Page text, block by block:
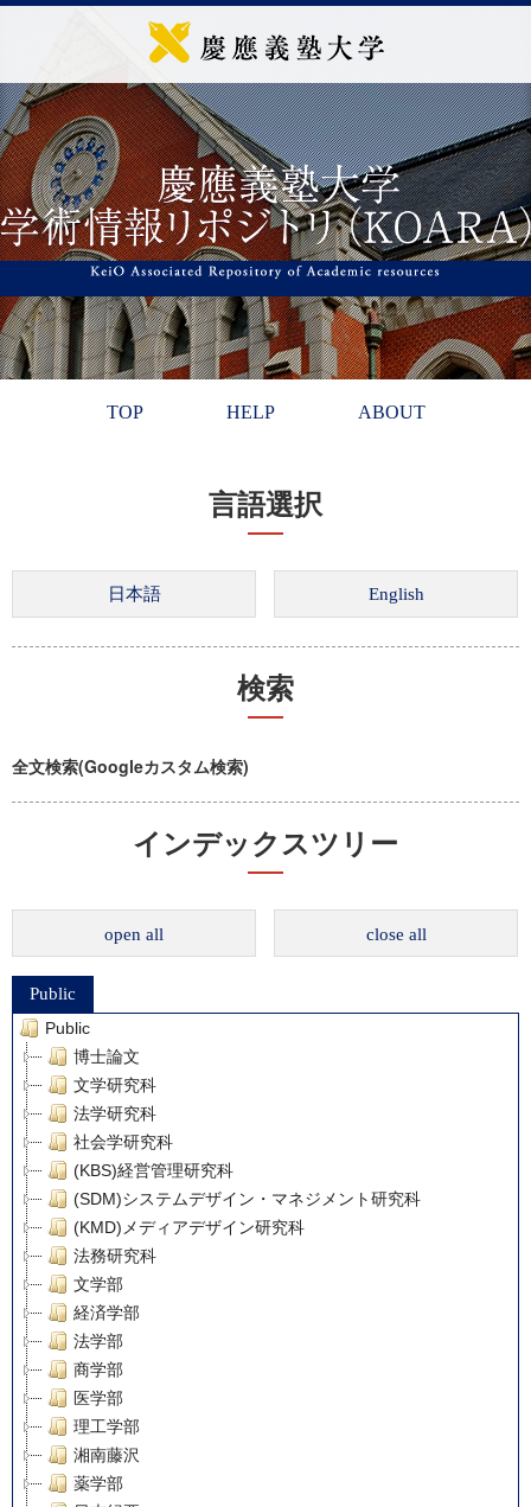
TOP HELP ABOUT
言語選択
検索
全文検索(Googleカスタム検索)
インデックスツリー
open all close all
Public
Public
博士論文
文学研究科
法学研究科
社会学研究科
(KBS)経営管理研究科
(SDM)システムデザイン・マネジメント研究科
(KMD)メディアデザイン研究科
法務研究科
文学部
経済学部
法学部
商学部
医学部
理工学部
湘南藤沢
薬学部